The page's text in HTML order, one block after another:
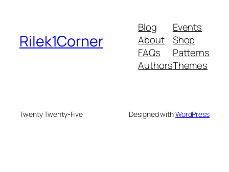
Rilek1Corner
Blog
About
FAQs
Authors
Events
Shop
Patterns
Themes
Twenty Twenty-Five Designed withWordPress